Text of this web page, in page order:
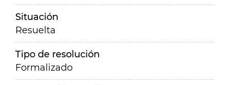
Situación
Resuelta
Tipo de resolución
Formalizado